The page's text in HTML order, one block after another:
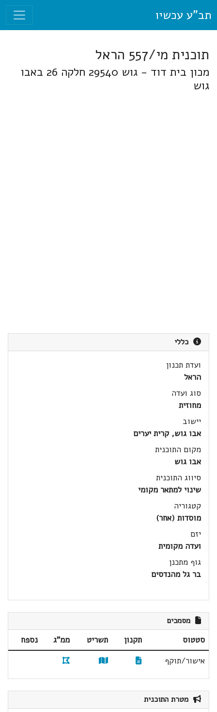
תב"ע עכשיו
תוכנית מי/557 הראל
מכון בית דוד - גוש 29540 חלקה 26 באבו
גוש
כללי
ועדת תכנון
הראל
סוג ועדה
מחוזית
יישוב
אבו גוש, קרית יערים
מקום התוכנית
אבו גוש
סיווג התוכנית
שינוי למתאר מקומי
קטגוריה
מוסדות (אחר)
יזם
ועדה מקומית
גוף מתכנן
בר גל מהנדסים
מסמכים
סטטוס תקנון תשריט ממ"ג
נספח
אישור/תוקף
מטרת התוכנית